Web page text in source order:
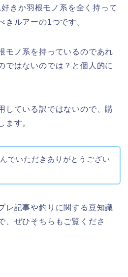
好きか羽根モノ系を全く持って
きルアーの1つです。
モノ系を持っているのであれ
ではないのでは？と個人的に
している訳ではないので、購
ます。
でいただきありがとうござい
レ記事や釣りに関する豆知識
、ぜひそちらもご覧くださ